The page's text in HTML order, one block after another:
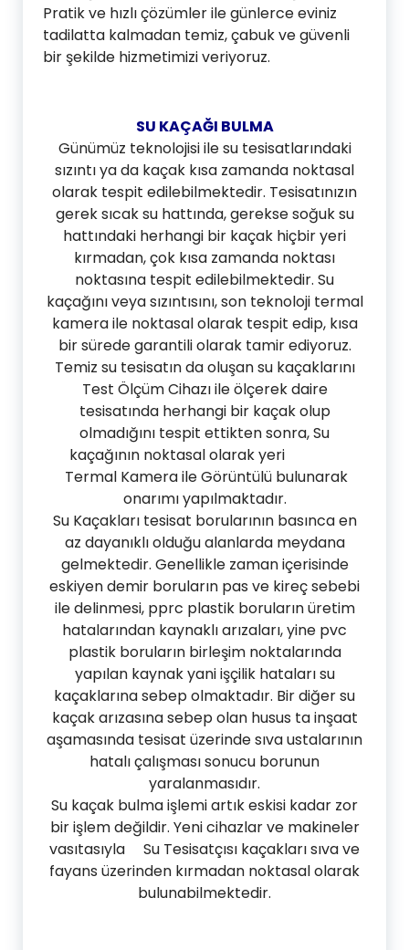
Pratik ve hızlı çözümler ile günlerce eviniz
tadilatta kalmadan temiz, çabuk ve güvenli
bir şekilde hizmetimizi veriyoruz.
SU KAÇAĞI BULMA
Günümüz teknolojisi ile su tesisatlarındaki
sızıntı ya da kaçak kısa zamanda noktasal
olarak tespit edilebilmektedir. Tesisatınızın
gerek sıcak su hattında, gerekse soğuk su
hattındaki herhangi bir kaçak hiçbir yeri
kırmadan, çok kısa zamanda noktası
noktasına tespit edilebilmektedir. Su
kaçağını veya sızıntısını, son teknoloji termal
kamera ile noktasal olarak tespit edip, kısa
bir sürede garantili olarak tamir ediyoruz.
Temiz su tesisatın da oluşan su kaçaklarını
Test Ölçüm Cihazı ile ölçerek daire
tesisatında herhangi bir kaçak olup
olmadığını tespit ettikten sonra, Su
kaçağının noktasal olarak yeri
Termal Kamera ile Görüntülü bulunarak
onarımı yapılmaktadır.
Su Kaçakları tesisat borularının basınca en
az dayanıklı olduğu alanlarda meydana
gelmektedir. Genellikle zaman içerisinde
eskiyen demir boruların pas ve kireç sebebi
ile delinmesi, pprc plastik boruların üretim
hatalarından kaynaklı arızaları, yine pvc
plastik boruların birleşim noktalarında
yapılan kaynak yani işçilik hataları su
kaçaklarına sebep olmaktadır. Bir diğer su
kaçak arızasına sebep olan husus ta inşaat
aşamasında tesisat üzerinde sıva ustalarının
hatalı çalışması sonucu borunun
yaralanmasıdır.
Su kaçak bulma işlemi artık eskisi kadar zor
bir işlem değildir. Yeni cihazlar ve makineler
vasıtasıyla Su Tesisatçısı kaçakları sıva ve
fayans üzerinden kırmadan noktasal olarak
bulunabilmektedir.